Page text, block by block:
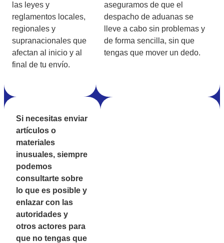
las leyes y
reglamentos locales,
regionales y
supranacionales que
afectan al inicio y al
final de tu envío.
aseguramos de que el
despacho de aduanas se
lleve a cabo sin problemas y
de forma sencilla, sin que
tengas que mover un dedo.
Si necesitas enviar
artículos o
materiales
inusuales, siempre
podemos
consultarte sobre
lo que es posible y
enlazar con las
autoridades y
otros actores para
que no tengas que